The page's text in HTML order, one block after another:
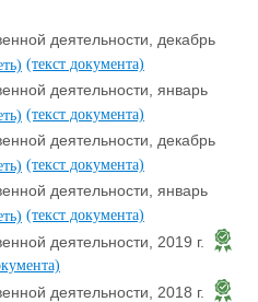
деятельности, декабрь
(текст документа)
деятельности, январь
(текст документа)
деятельности, декабрь
(текст документа)
деятельности, январь
(текст документа)
деятельности, 2019 г.
деятельности, 2018 г.